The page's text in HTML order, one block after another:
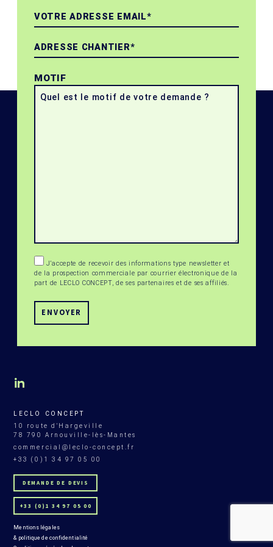
MOTIF
J’accepte de recevoir des informations type newsletter et
de la prospection commerciale par courrier électronique de la
part de LECLO CONCEPT, de ses partenaires et de ses affiliés.
LECLO CONCEPT
10 route d'Hargeville
78 790 Arnouville-lès-Mantes
commercial@leclo-concept.fr
+33 (0)1 34 97 05 00
DEMANDE DE DEVIS
+33 (0)1 34 97 05 00
Mentions légales
& politique de confidentialité